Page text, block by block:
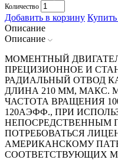
Количество
Добавить в корзину
Описание
Описание
МОМЕНТНЫЙ
ПРЕЦИЗИОННОЕ И
РАДИАЛЬНЫЙ ОТВОД
ДЛИНА 210 ММ, МАКС.
ЧАСТОТА ВРАЩЕНИЯ
120АЭФФ., ПРИ
НЕПОСРЕДСТВЕННЫМ
ПОТРЕБОВАТЬСЯ
АМЕРИКАНСКОМУ
СООТВЕТСТВУЮЩИХ